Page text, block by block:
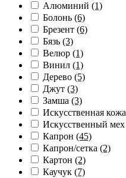
Алюминий (1)
Болонь (6)
Брезент (6)
Бязь (3)
Велюр (1)
Винил (1)
Дерево (5)
Джут (3)
Замша (3)
Искусственная кожа
Искусственный мех
Капрон (45)
Капрон/сетка (2)
Картон (2)
Каучук (7)